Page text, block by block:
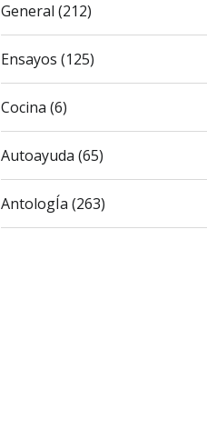
General (212)
Ensayos (125)
Cocina (6)
Autoayuda (65)
AntologÍa (263)